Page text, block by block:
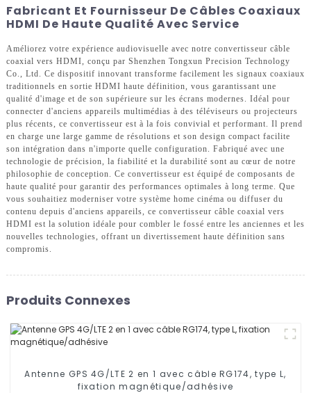
Fabricant Et Fournisseur De Câbles Coaxiaux
HDMI De Haute Qualité Avec Service
Améliorez votre expérience audiovisuelle avec notre convertisseur câble
coaxial vers HDMI, conçu par Shenzhen Tongxun Precision Technology
Co., Ltd. Ce dispositif innovant transforme facilement les signaux coaxiaux
traditionnels en sortie HDMI haute définition, vous garantissant une
qualité d'image et de son supérieure sur les écrans modernes. Idéal pour
connecter d'anciens appareils multimédias à des téléviseurs ou projecteurs
plus récents, ce convertisseur est à la fois convivial et performant. Il prend
en charge une large gamme de résolutions et son design compact facilite
son intégration dans n'importe quelle configuration. Fabriqué avec une
technologie de précision, la fiabilité et la durabilité sont au cœur de notre
philosophie de conception. Ce convertisseur est équipé de composants de
haute qualité pour garantir des performances optimales à long terme. Que
vous souhaitiez moderniser votre système home cinéma ou diffuser du
contenu depuis d'anciens appareils, ce convertisseur câble coaxial vers
HDMI est la solution idéale pour combler le fossé entre les anciennes et les
nouvelles technologies, offrant un divertissement haute définition sans
compromis.
Produits Connexes
Antenne GPS 4G/LTE 2 en 1 avec câble RG174, type L,
fixation magnétique/adhésive